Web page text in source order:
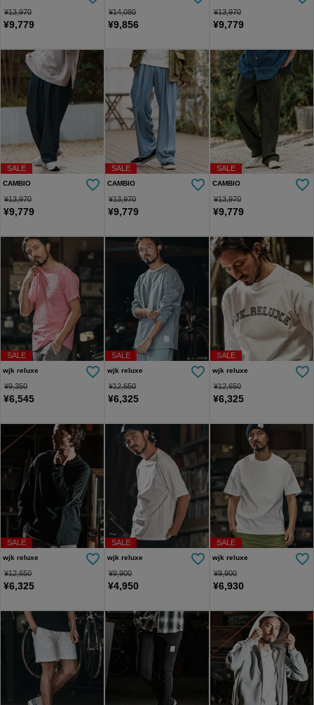
¥13,970
¥9,779
¥14,080
¥9,856
¥13,970
¥9,779
SALE
CAMBIO
¥13,970
¥9,779
SALE
CAMBIO
¥13,970
¥9,779
SALE
CAMBIO
¥13,970
¥9,779
SALE
wjk reluxe
¥9,350
¥6,545
SALE
wjk reluxe
¥12,650
¥6,325
SALE
wjk reluxe
¥12,650
¥6,325
SALE
wjk reluxe
¥12,650
¥6,325
SALE
wjk reluxe
¥9,900
¥4,950
SALE
wjk reluxe
¥9,900
¥6,930